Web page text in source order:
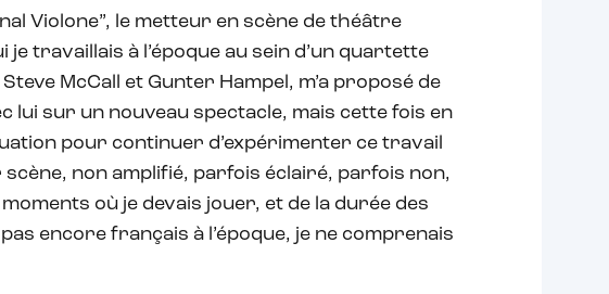
Violone”, le metteur en scène de théâtre
travaillais à l’époque au sein d’un quartette
McCall et Gunter Hampel, m’a proposé de
lui sur un nouveau spectacle, mais cette fois en
pour continuer d’expérimenter ce travail
non amplifié, parfois éclairé, parfois non,
où je devais jouer, et de la durée des
encore français à l’époque, je ne comprenais